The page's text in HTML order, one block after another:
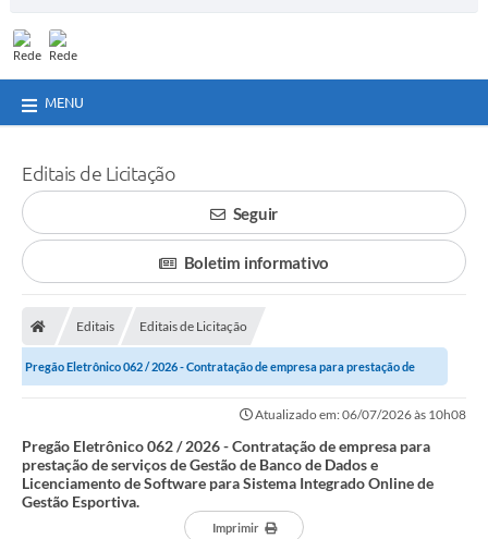
MENU
Editais de Licitação
Seguir
Boletim informativo
Editais Editais de Licitação
Pregão Eletrônico 062 / 2026 - Contratação de empresa para prestação de
Atualizado em: 06/07/2026 às 10h08
Pregão Eletrônico 062 / 2026 - Contratação de empresa para
prestação de serviços de Gestão de Banco de Dados e
Licenciamento de Software para Sistema Integrado Online de
Gestão Esportiva.
Imprimir